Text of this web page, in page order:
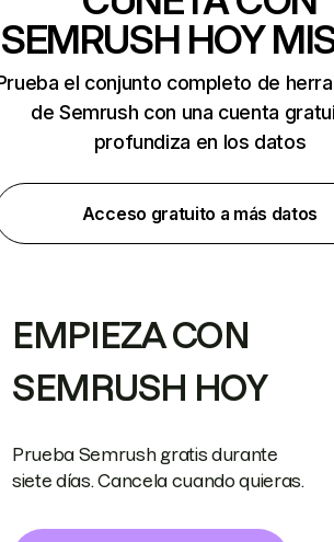
SEMRUSH HOY
el conjunto completo de
de Semrush con una cuenta
profundiza en los datos
Acceso gratuito a más datos
EMPIEZA CON
SEMRUSH HOY
Prueba Semrush gratis durante
siete días. Cancela cuando quieras.